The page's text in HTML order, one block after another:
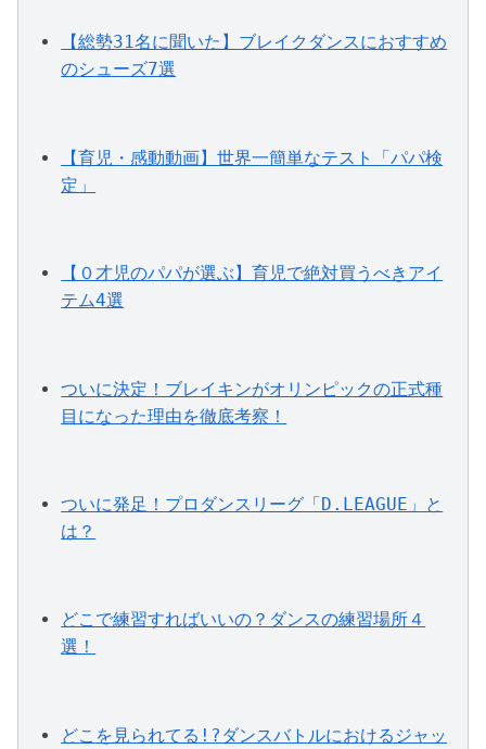
【総勢31名に聞いた】ブレイクダンスにおすすめ
のシューズ7選
【育児・感動動画】世界一簡単なテスト「パパ検
定」
【０才児のパパが選ぶ】育児で絶対買うべきアイ
テム4選
ついに決定！ブレイキンがオリンピックの正式種
目になった理由を徹底考察！
ついに発足！プロダンスリーグ「D.LEAGUE」と
は？
どこで練習すればいいの？ダンスの練習場所４
選！
どこを見られてる!?ダンスバトルにおけるジャッ